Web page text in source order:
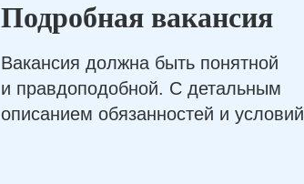
Подробная вакансия
Вакансия должна быть понятной
и правдоподобной. С детальным
описанием обязанностей и условий